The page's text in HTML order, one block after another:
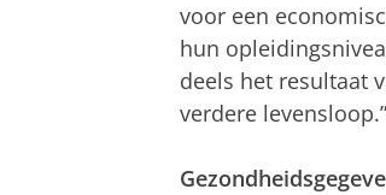
voor een
hun
deels het resultaat
verdere levensloop.”